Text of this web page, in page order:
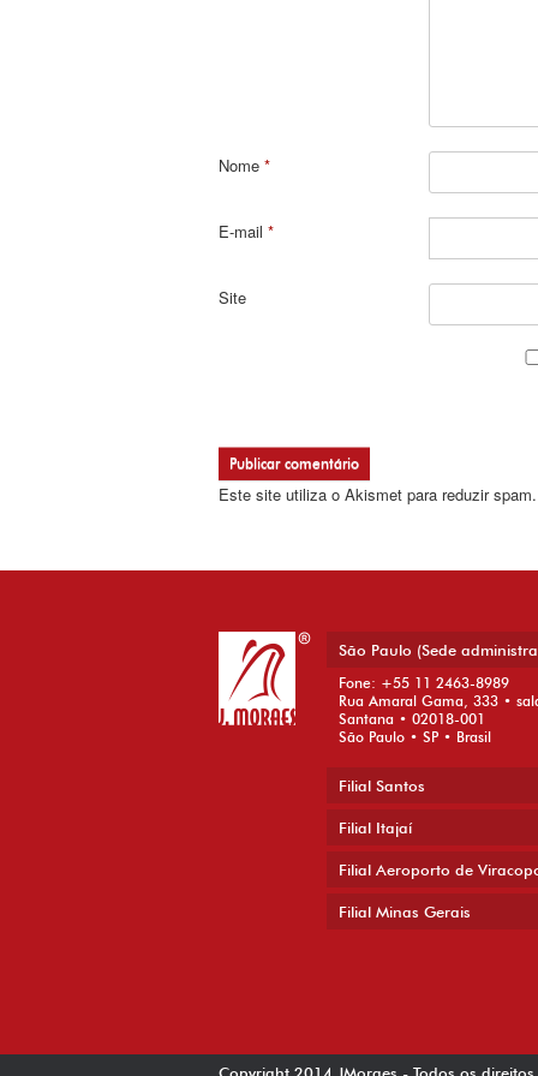
Nome *
E-mail *
Site
Este site utiliza o Akismet para reduzir spam.
São Paulo (Sede
Fone: +55 11 2463-8989
Rua Amaral Gama, 333 •
Santana • 02018-001
São Paulo • SP • Brasil
Filial Santos
Filial Itajaí
Filial Aeroporto de
Filial Minas Gerais